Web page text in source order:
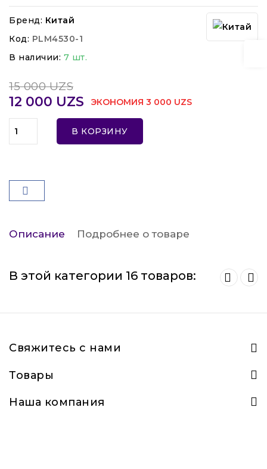
Бренд: Китай
Код: PLM4530-1
В наличии: 7 шт.
15 000 UZS
12 000 UZS ЭКОНОМИЯ 3 000 UZS
В КОРЗИНУ
Описание Подробнее о товаре
В этой категории 16 товаров:
Свяжитесь с нами
Товары
Наша компания